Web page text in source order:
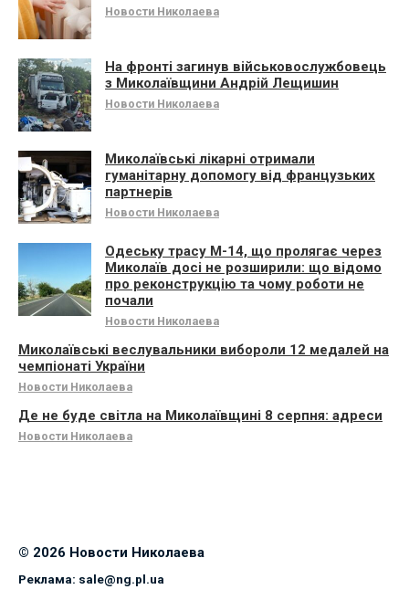
Новости Николаева
На фронті загинув військовослужбовець
з Миколаївщини Андрій Лещишин
Новости Николаева
Миколаївські лікарні отримали
гуманітарну допомогу від французьких
партнерів
Новости Николаева
Одеську трасу М-14, що пролягає через
Миколаїв досі не розширили: що відомо
про реконструкцію та чому роботи не
почали
Новости Николаева
Миколаївські веслувальники вибороли 12 медалей на
чемпіонаті України
Новости Николаева
Де не буде світла на Миколаївщині 8 серпня: адреси
Новости Николаева
© 2026 Новости Николаева
Реклама: sale@ng.pl.ua